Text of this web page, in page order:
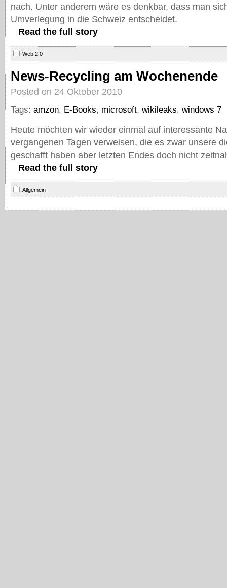
nach. Unter anderem wäre es denkbar, dass man
Umverlegung in die Schweiz entscheidet.
Read the full story
Web 2.0
News-Recycling am Wochenende
Posted on 24 Oktober 2010
Tags: amzon, E-Books, microsoft, wikileaks, windows 7
Heute möchten wir wieder einmal auf interessante
vergangenen Tagen verweisen, die es zwar unsere
geschafft haben aber letzten Endes doch nicht
Read the full story
Allgemein